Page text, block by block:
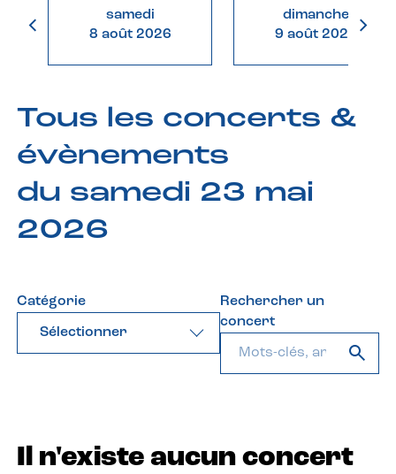
samedi
8 août 2026
dimanche
9 août 2026
Tous les concerts &
évènements
du samedi 23 mai
2026
Catégorie
Sélectionner
Rechercher un
concert
Il n'existe aucun concert